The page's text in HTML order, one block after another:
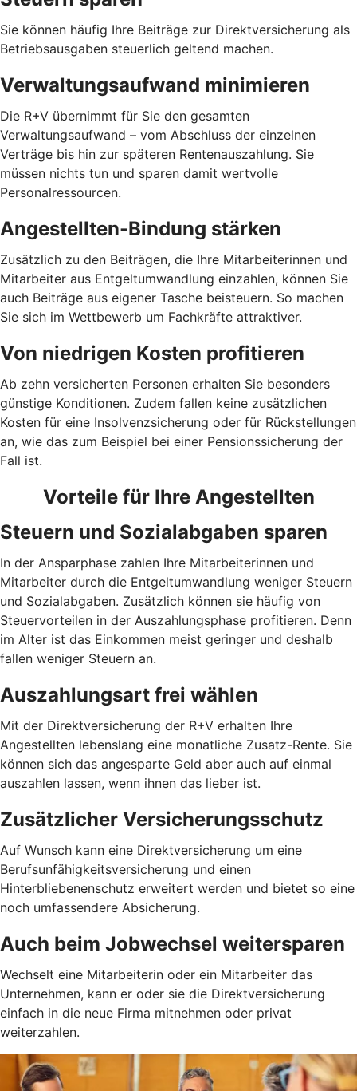
Sie können häufig Ihre Beiträge zur Direktversicherung als
Betriebsausgaben steuerlich geltend machen.
Verwaltungsaufwand minimieren
Die R+V übernimmt für Sie den gesamten
Verwaltungsaufwand – vom Abschluss der einzelnen
Verträge bis hin zur späteren Rentenauszahlung. Sie
müssen nichts tun und sparen damit wertvolle
Personalressourcen.
Angestellten-Bindung stärken
Zusätzlich zu den Beiträgen, die Ihre Mitarbeiterinnen und
Mitarbeiter aus Entgeltumwandlung einzahlen, können Sie
auch Beiträge aus eigener Tasche beisteuern. So machen
Sie sich im Wettbewerb um Fachkräfte attraktiver.
Von niedrigen Kosten profitieren
Ab zehn versicherten Personen erhalten Sie besonders
günstige Konditionen. Zudem fallen keine zusätzlichen
Kosten für eine Insolvenzsicherung oder für Rückstellungen
an, wie das zum Beispiel bei einer Pensionssicherung der
Fall ist.
Vorteile für Ihre Angestellten
Steuern und Sozialabgaben sparen
In der Ansparphase zahlen Ihre Mitarbeiterinnen und
Mitarbeiter durch die Entgeltumwandlung weniger Steuern
und Sozialabgaben. Zusätzlich können sie häufig von
Steuervorteilen in der Auszahlungsphase profitieren. Denn
im Alter ist das Einkommen meist geringer und deshalb
fallen weniger Steuern an.
Auszahlungsart frei wählen
Mit der Direktversicherung der R+V erhalten Ihre
Angestellten lebenslang eine monatliche Zusatz-Rente. Sie
können sich das angesparte Geld aber auch auf einmal
auszahlen lassen, wenn ihnen das lieber ist.
Zusätzlicher Versicherungsschutz
Auf Wunsch kann eine Direktversicherung um eine
Berufsunfähigkeitsversicherung und einen
Hinterbliebenenschutz erweitert werden und bietet so eine
noch umfassendere Absicherung.
Auch beim Jobwechsel weitersparen
Wechselt eine Mitarbeiterin oder ein Mitarbeiter das
Unternehmen, kann er oder sie die Direktversicherung
einfach in die neue Firma mitnehmen oder privat
weiterzahlen.